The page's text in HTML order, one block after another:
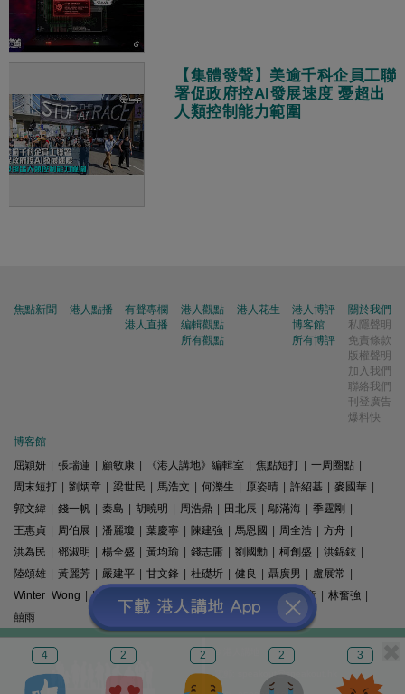
4 2 2 2 3
【集體發聲】美逾千科企員工聯
署促政府控AI發展速度 憂超出
人類控制能力範圍
焦點新聞 港人點播
有聲專欄
港人直播
港人觀點
編輯觀點
所有觀點
港人花生
港人博評
博客館
所有博評
關於我們
私隱聲明
免責條款
版權聲明
加入我們
聯絡我們
刊登廣告
爆料快
博客館
屈穎妍
張瑞蓮 顧敏康 《港人講地》編輯室 焦點短打 一周圈點
周末短打
劉炳章 梁世民 馬浩文 何濼生 原姿晴 許紹基 麥國華
郭文緯
錢一帆 秦島 胡曉明 周浩鼎 田北辰 鄔滿海 季霆剛
王惠貞
周伯展 潘麗瓊 葉慶寧 陳建強 馬恩國 周全浩 方舟
洪為民
鄧淑明 楊全盛 黃均瑜 錢志庸 劉國勳 柯創盛 洪錦鉉
陸頌雄
黃麗芳 嚴建平 甘文鋒 杜礎圻 健良 聶廣男 盧展常
Winter Wong
K2 梁文新 羅崑 姚銘 精選文章 林奮強
囍雨
© 港人講地
電郵: speakout@speakout.hk